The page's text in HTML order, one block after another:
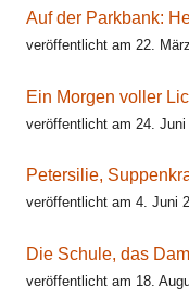
Auf der Parkbank:
veröffentlicht am 22.
Ein Morgen voller
veröffentlicht am 24. Juni
Petersilie,
veröffentlicht am 4. Juni
Die Schule, das
veröffentlicht am 18.